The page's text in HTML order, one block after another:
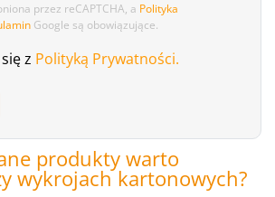
przez reCAPTCHA, a Polityka
Google są obowiązujące.
z Polityką Prywatności.
produkty warto
wykrojach kartonowych?